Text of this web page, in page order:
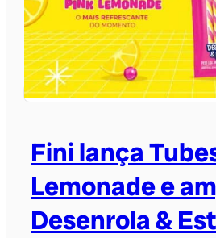
Fini lança
Lemonade e
Desenrola &